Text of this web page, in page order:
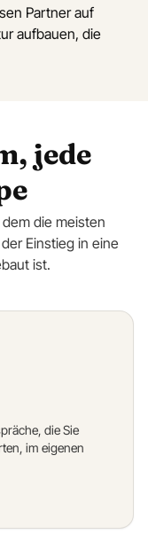
Partner auf
aufbauen, die
jede
die meisten
Einstieg in eine
ist.
die Sie
im eigenen